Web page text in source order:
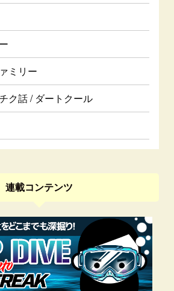
ミリー
ク話 / ダートクール
連載コンテンツ